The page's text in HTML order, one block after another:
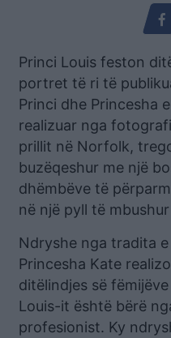
Princi Louis feston
portret të ri të
Princi dhe Princesha
realizuar nga
prillit në Norfolk,
buzëqeshur me një
dhëmbëve të
në një pyll të
Ndryshe nga tradita
Princesha Kate
ditëlindjes së
Louis-it është bërë
profesionist. Ky